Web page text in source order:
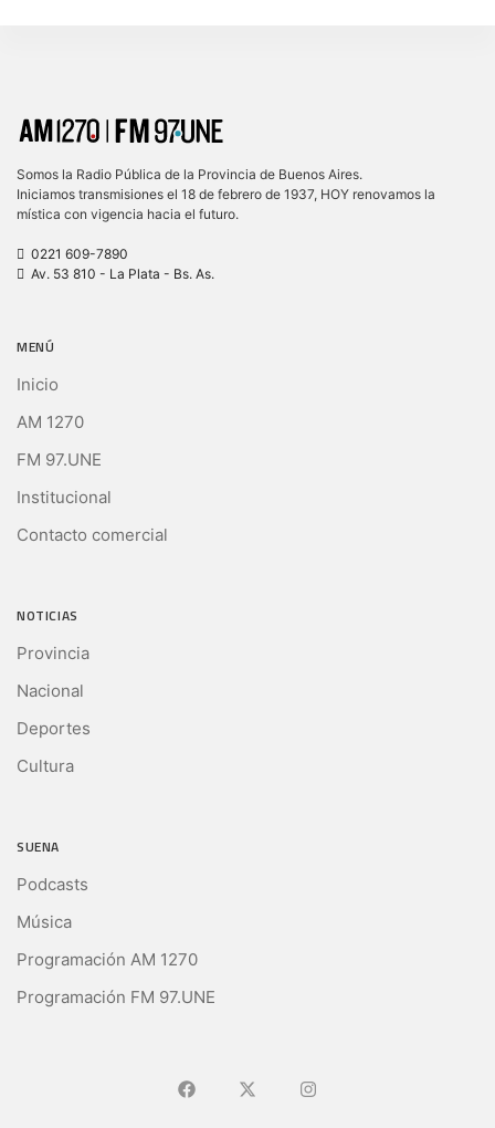
Somos la Radio Pública de la Provincia de Buenos Aires.
Iniciamos transmisiones el 18 de febrero de 1937, HOY renovamos la
mística con vigencia hacia el futuro.
0221 609-7890
Av. 53 810 - La Plata - Bs. As.
MENÚ
Inicio
AM 1270
FM 97.UNE
Institucional
Contacto comercial
NOTICIAS
Provincia
Nacional
Deportes
Cultura
SUENA
Podcasts
Música
Programación AM 1270
Programación FM 97.UNE
Ir a FacebookIr a X (Ex-Twitter)
Ir a